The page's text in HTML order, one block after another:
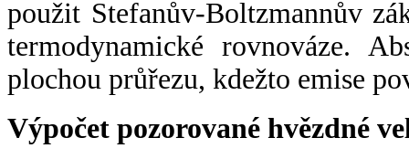
použit Stefanův-Boltzmannův
termodynamické rovnováze.
plochou průřezu, kdežto emise
Výpočet pozorované hvězdné